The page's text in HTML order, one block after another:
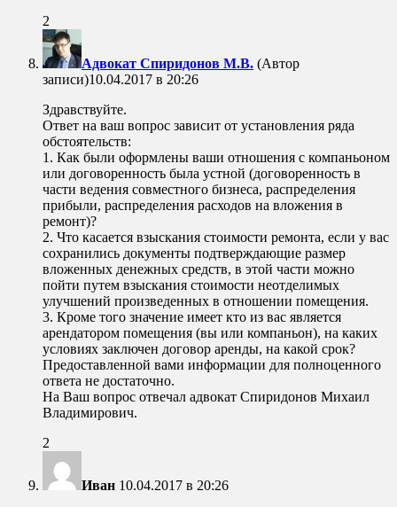
2
Адвокат Спиридонов М.В. (Автор
записи)10.04.2017 в 20:26
Здравствуйте.
Ответ на ваш вопрос зависит от установления ряда
обстоятельств:
1. Как были оформлены ваши отношения с компаньоном
или договоренность была устной (договоренность в
части ведения совместного бизнеса, распределения
прибыли, распределения расходов на вложения в
ремонт)?
2. Что касается взыскания стоимости ремонта, если у вас
сохранились документы подтверждающие размер
вложенных денежных средств, в этой части можно
пойти путем взыскания стоимости неотделимых
улучшений произведенных в отношении помещения.
3. Кроме того значение имеет кто из вас является
арендатором помещения (вы или компаньон), на каких
условиях заключен договор аренды, на какой срок?
Предоставленной вами информации для полноценного
ответа не достаточно.
На Ваш вопрос отвечал адвокат Спиридонов Михаил
Владимирович.
2
Иван 10.04.2017 в 20:26